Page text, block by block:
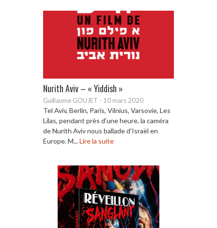
Nurith Aviv – « Yiddish »
Guillaume GOUJET - 10 mars 2020
Tel Aviv, Berlin, Paris, Vilnius, Varsovie, Les
Lilas, pendant près d’une heure, la caméra
de Nurith Aviv nous ballade d’Israël en
Europe. M...Lire la suite